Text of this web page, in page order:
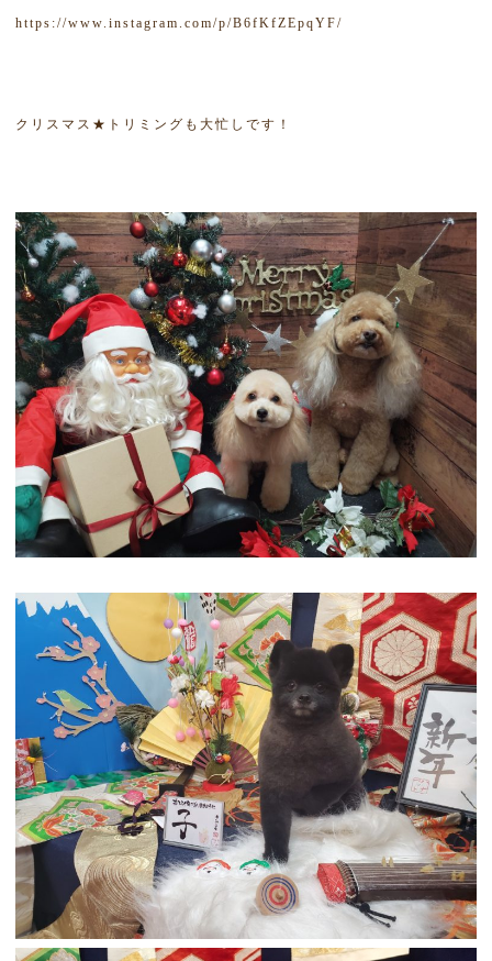
https://www.instagram.com/p/B6fKfZEpqYF/
クリスマス★トリミングも大忙しです！